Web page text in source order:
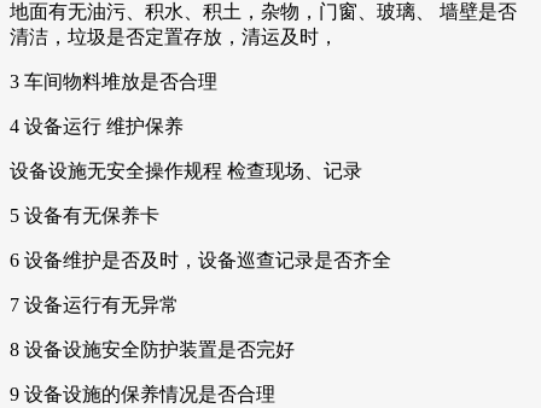
地面有无油污、积水、积土，杂物，门窗、玻璃、 墙壁是否
清洁，垃圾是否定置存放，清运及时，
3 车间物料堆放是否合理
4 设备运行 维护保养
设备设施无安全操作规程 检查现场、记录
5 设备有无保养卡
6 设备维护是否及时，设备巡查记录是否齐全
7 设备运行有无异常
8 设备设施安全防护装置是否完好
9 设备设施的保养情况是否合理